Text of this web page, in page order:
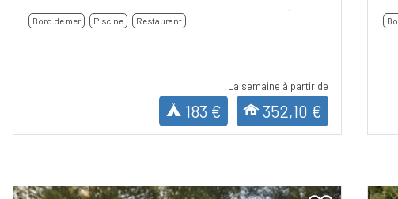
Bord de mer Piscine Restaurant
La semaine à partir de
183 € 352,10 €